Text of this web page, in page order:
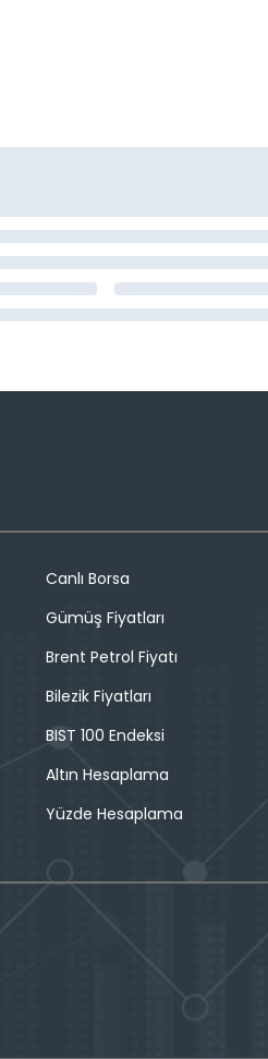
Canlı Borsa
Gümüş Fiyatları
Brent Petrol Fiyatı
Bilezik Fiyatları
BIST 100 Endeksi
Altın Hesaplama
Yüzde Hesaplama